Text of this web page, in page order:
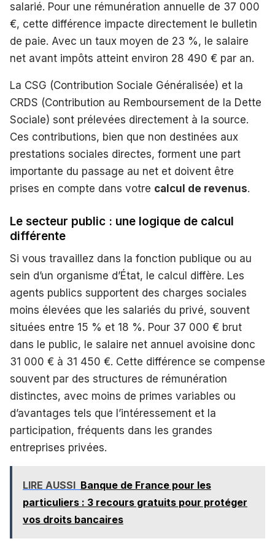
salarié. Pour une rémunération annuelle de 37 000
€, cette différence impacte directement le bulletin
de paie. Avec un taux moyen de 23 %, le salaire
net avant impôts atteint environ 28 490 € par an.
La CSG (Contribution Sociale Généralisée) et la
CRDS (Contribution au Remboursement de la Dette
Sociale) sont prélevées directement à la source.
Ces contributions, bien que non destinées aux
prestations sociales directes, forment une part
importante du passage au net et doivent être
prises en compte dans votre calcul de revenus.
Le secteur public : une logique de calcul
différente
Si vous travaillez dans la fonction publique ou au
sein d’un organisme d’État, le calcul diffère. Les
agents publics supportent des charges sociales
moins élevées que les salariés du privé, souvent
situées entre 15 % et 18 %. Pour 37 000 € brut
dans le public, le salaire net annuel avoisine donc
31 000 € à 31 450 €. Cette différence se compense
souvent par des structures de rémunération
distinctes, avec moins de primes variables ou
d’avantages tels que l’intéressement et la
participation, fréquents dans les grandes
entreprises privées.
LIRE AUSSI Banque de France pour les
particuliers : 3 recours gratuits pour protéger
vos droits bancaires